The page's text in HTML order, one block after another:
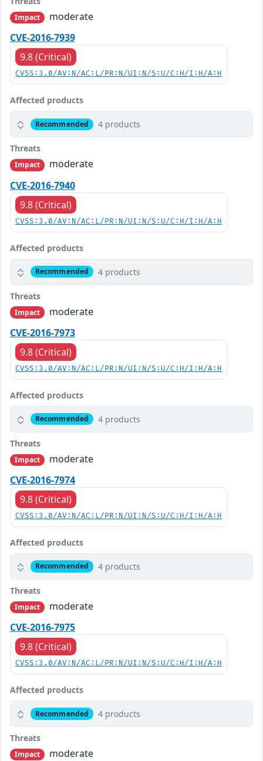
Impact
moderate
CVE-2016-7939
9.8 (Critical)
CVSS:3.0/AV:N/AC:L/PR:N/UI:N/S:U/C:H/I:H/A:H
Affected products
Recommended 4 products
Threats
Impact
moderate
CVE-2016-7940
9.8 (Critical)
CVSS:3.0/AV:N/AC:L/PR:N/UI:N/S:U/C:H/I:H/A:H
Affected products
Recommended 4 products
Threats
Impact
moderate
CVE-2016-7973
9.8 (Critical)
CVSS:3.0/AV:N/AC:L/PR:N/UI:N/S:U/C:H/I:H/A:H
Affected products
Recommended 4 products
Threats
Impact
moderate
CVE-2016-7974
9.8 (Critical)
CVSS:3.0/AV:N/AC:L/PR:N/UI:N/S:U/C:H/I:H/A:H
Affected products
Recommended 4 products
Threats
Impact
moderate
CVE-2016-7975
9.8 (Critical)
CVSS:3.0/AV:N/AC:L/PR:N/UI:N/S:U/C:H/I:H/A:H
Affected products
Recommended 4 products
Threats
Impact
moderate